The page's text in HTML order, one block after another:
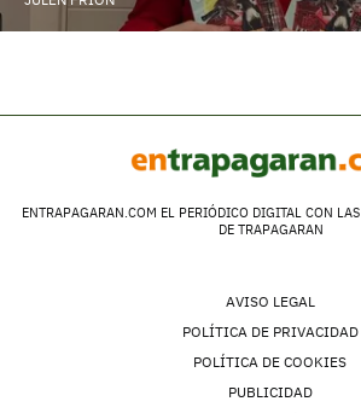
ENTRAPAGARAN.COM EL PERIÓDICO DIGITAL CON
DE TRAPAGARAN
AVISO LEGAL
POLÍTICA DE PRIVACIDAD
POLÍTICA DE COOKIES
PUBLICIDAD